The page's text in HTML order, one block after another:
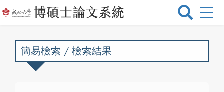
選
換
簡易檢索 / 檢索結果